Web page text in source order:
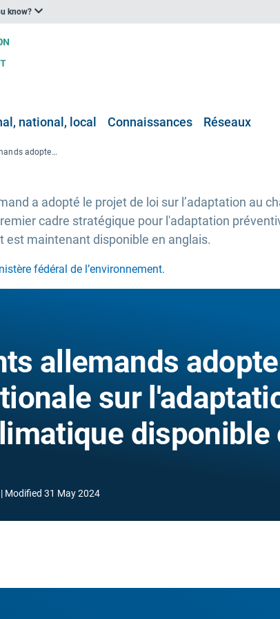
know?
national, local Connaissances Réseaux
Les gouvernements allemands adoptent la première loi nationale sur l'adaptation au changement climatique disponible en anglais
a adopté le projet de loi sur l’adaptation au
cadre stratégique pour l'adaptation
maintenant disponible en anglais.
fédéral de l’environnement.
allemands
sur
disponible
Modified 31 May 2024